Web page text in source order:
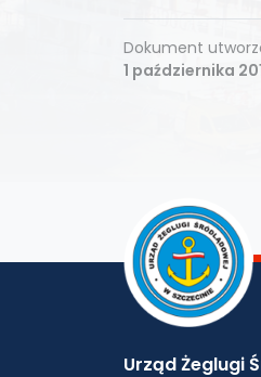
Dokument
1 października
Urząd Żeglugi